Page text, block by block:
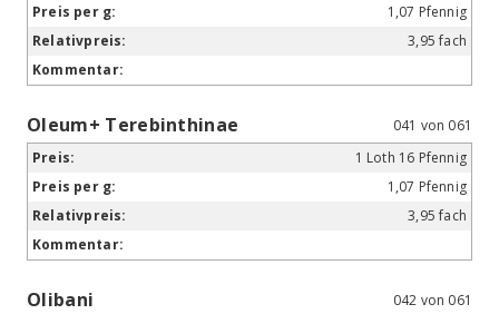
1,07 Pfennig
3,95 fach
Oleum+ Terebinthinae
041 von 061
1 Loth 16 Pfennig
1,07 Pfennig
3,95 fach
Olibani
042 von 061